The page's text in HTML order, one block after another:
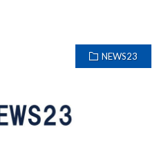
NEWS23